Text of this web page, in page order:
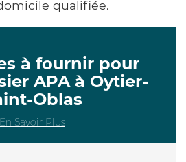
qualifiée.
à fournir pour
APA à Oytier-
Oblas
En Savoir Plus